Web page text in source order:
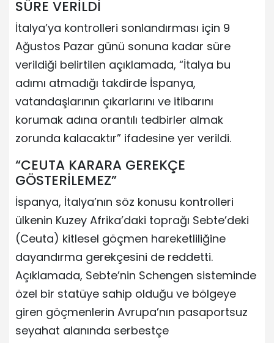
SÜRE VERİLDİ
İtalya’ya kontrolleri sonlandırması için 9
Ağustos Pazar günü sonuna kadar süre
verildiği belirtilen açıklamada, “İtalya bu
adımı atmadığı takdirde İspanya,
vatandaşlarının çıkarlarını ve itibarını
korumak adına orantılı tedbirler almak
zorunda kalacaktır” ifadesine yer verildi.
“CEUTA KARARA GEREKÇE
GÖSTERİLEMEZ”
İspanya, İtalya’nın söz konusu kontrolleri
ülkenin Kuzey Afrika’daki toprağı Sebte’deki
(Ceuta) kitlesel göçmen hareketliliğine
dayandırma gerekçesini de reddetti.
Açıklamada, Sebte’nin Schengen sisteminde
özel bir statüye sahip olduğu ve bölgeye
giren göçmenlerin Avrupa’nın pasaportsuz
seyahat alanında serbestçe